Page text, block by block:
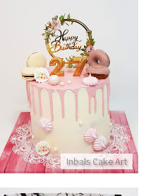
Inbals Cake Art
עוגה מעוצבת לאשה
התקשר/י